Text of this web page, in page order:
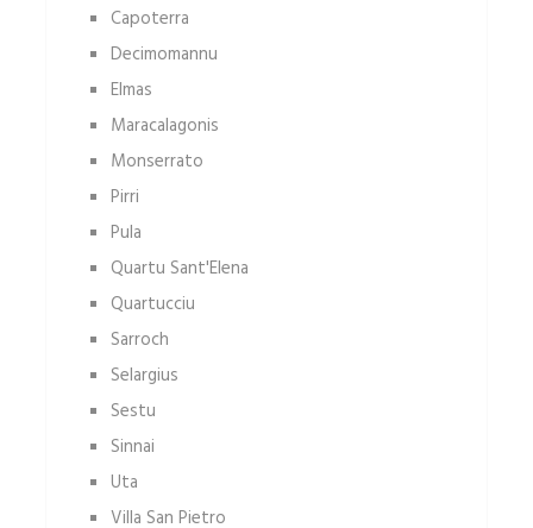
Capoterra
Decimomannu
Elmas
Maracalagonis
Monserrato
Pirri
Pula
Quartu Sant'Elena
Quartucciu
Sarroch
Selargius
Sestu
Sinnai
Uta
Villa San Pietro